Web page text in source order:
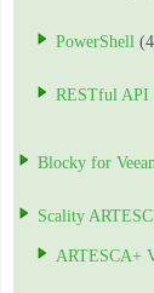
PowerShell
RESTful API
Blocky for
Scality
ARTESCA+